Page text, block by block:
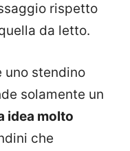
rispetto
da letto.
uno stendino
solamente un
idea molto
che